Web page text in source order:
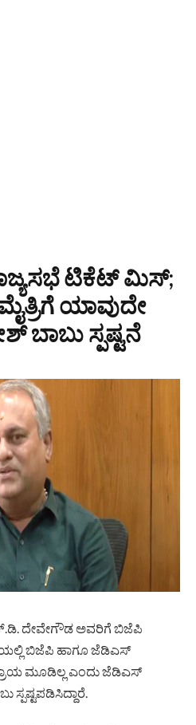
ಟಿಕೆಟ್ ಮಿಸ್;
ಯಾವುದೇ
ಬಾಬು ಸ್ಪಷ್ಟನೆ
ದೇವೇಗೌಡ ಅವರಿಗೆ ಬಿಜೆಪಿ
ಬಿಜೆಪಿ ಹಾಗೂ ಜೆಡಿಎಸ್
ಮೂಡಿಲ್ಲ ಎಂದು ಜೆಡಿಎಸ್
ಸ್ಪಷ್ಟಪಡಿಸಿದ್ದಾರೆ.